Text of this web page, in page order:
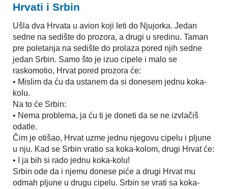
Hrvati i Srbin
Ušla dva Hrvata u avion koji leti do Njujorka. Jedan
sedne na sedište do prozora, a drugi u sredinu. Taman
pre poletanja na sedište do prolaza pored njih sedne
jedan Srbin. Samo što je izuo cipele i malo se
raskomotio, Hrvat pored prozora će:
• Mislim da ću da ustanem da si donesem jednu koka-
kolu.
Na to će Srbin:
• Nema problema, ja ću ti je doneti da se ne izvlačiš
odatle.
Čim je otišao, Hrvat uzme jednu njegovu cipelu i pljune
u nju. Kad se Srbin vratio sa koka-kolom, drugi Hrvat će:
• I ja bih si rado jednu koka-kolu!
Srbin ode da i njemu donese piće a drugi Hrvat mu
odmah pljune u drugu cipelu. Srbin se vrati sa koka-